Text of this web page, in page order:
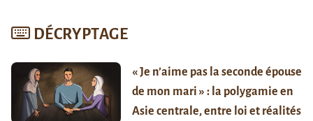
DÉCRYPTAGE
« Je n’aime pas la seconde épouse
de mon mari » : la polygamie en
Asie centrale, entre loi et réalités